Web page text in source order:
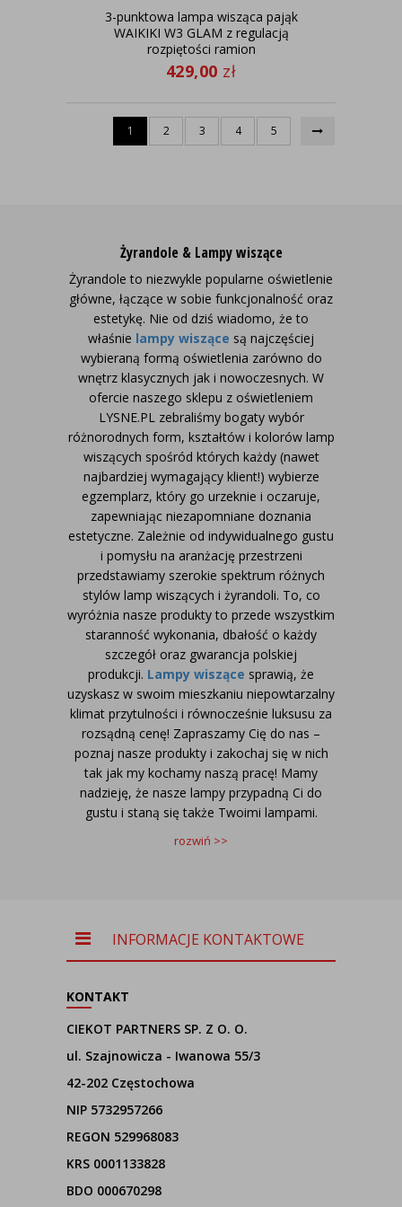
3-punktowa lampa wisząca pająk
WAIKIKI W3 GLAM z regulacją
rozpiętości ramion
429,00 zł
1 2 3 4 5
Żyrandole & Lampy wiszące
Żyrandole to niezwykle popularne oświetlenie
główne, łączące w sobie funkcjonalność oraz
estetykę. Nie od dziś wiadomo, że to
właśnie lampy wiszące są najczęściej
wybieraną formą oświetlenia zarówno do
wnętrz klasycznych jak i nowoczesnych. W
ofercie naszego sklepu z oświetleniem
LYSNE.PL zebraliśmy bogaty wybór
różnorodnych form, kształtów i kolorów lamp
wiszących spośród których każdy (nawet
najbardziej wymagający klient!) wybierze
egzemplarz, który go urzeknie i oczaruje,
zapewniając niezapomniane doznania
estetyczne. Zależnie od indywidualnego gustu
i pomysłu na aranżację przestrzeni
przedstawiamy szerokie spektrum różnych
stylów lamp wiszących i żyrandoli. To, co
wyróżnia nasze produkty to przede wszystkim
staranność wykonania, dbałość o każdy
szczegół oraz gwarancja polskiej
produkcji. Lampy wiszące sprawią, że
uzyskasz w swoim mieszkaniu niepowtarzalny
klimat przytulności i równocześnie luksusu za
rozsądną cenę! Zapraszamy Cię do nas –
poznaj nasze produkty i zakochaj się w nich
tak jak my kochamy naszą pracę! Mamy
nadzieję, że nasze lampy przypadną Ci do
gustu i staną się także Twoimi lampami.
rozwiń >>
INFORMACJE KONTAKTOWE
KONTAKT
CIEKOT PARTNERS SP. Z O. O.
ul. Szajnowicza - Iwanowa 55/3
42-202 Częstochowa
NIP 5732957266
REGON 529968083
KRS 0001133828
BDO 000670298